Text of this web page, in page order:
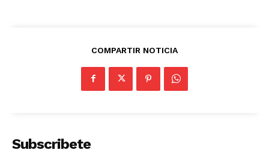
COMPARTIR NOTICIA
Subscribete